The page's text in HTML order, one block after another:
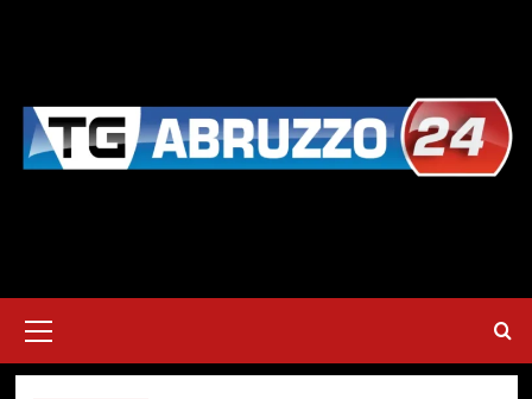
principale